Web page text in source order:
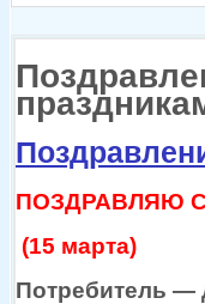
ПОЗДРАВЛЯЮ
(15 марта)
Потребитель —